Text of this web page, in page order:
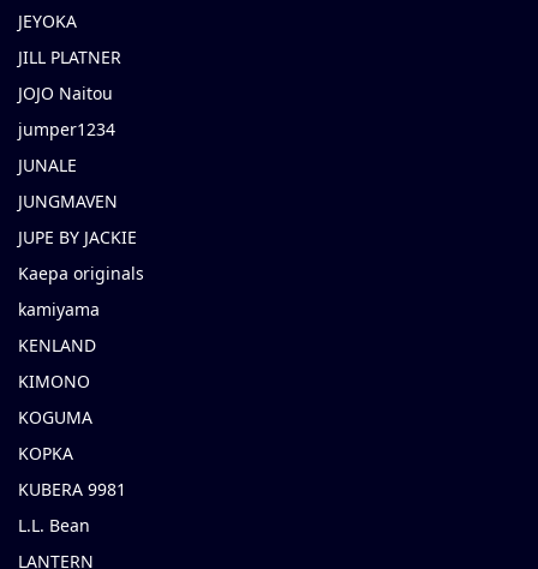
JEYOKA
JILL PLATNER
JOJO Naitou
jumper1234
JUNALE
JUNGMAVEN
JUPE BY JACKIE
Kaepa originals
kamiyama
KENLAND
KIMONO
KOGUMA
KOPKA
KUBERA 9981
L.L. Bean
LANTERN